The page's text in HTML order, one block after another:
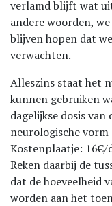
verlamd blijft wat
andere woorden,
blijven hopen dat
verwachten.
Alleszins staat het
kunnen gebruiken
dagelijkse dosis
neurologische
Kostenplaatje: 16€/
Reken daarbij de
dat de hoeveelheid
worden aan het